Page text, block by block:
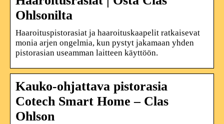
Ohlsonilta
Haaroituspistorasiat ja haaroituskaapelit ratkaisevat
monia arjen ongelmia, kun pystyt jakamaan yhden
pistorasian useamman laitteen käyttöön.
Kauko-ohjattava pistorasia
Cotech Smart Home – Clas
Ohlson